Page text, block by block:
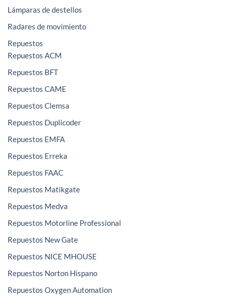
Lámparas de destellos
Radares de movimiento
Repuestos
Repuestos ACM
Repuestos BFT
Repuestos CAME
Repuestos Clemsa
Repuestos Duplicoder
Repuestos EMFA
Repuestos Erreka
Repuestos FAAC
Repuestos Matikgate
Repuestos Medva
Repuestos Motorline Professional
Repuestos New Gate
Repuestos NICE MHOUSE
Repuestos Norton Hispano
Repuestos Oxygen Automation